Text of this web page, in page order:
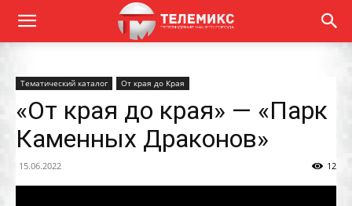
Тематический каталог От края до Края
«От края до края» — «Парк
Каменных Драконов»
15.06.2022 12